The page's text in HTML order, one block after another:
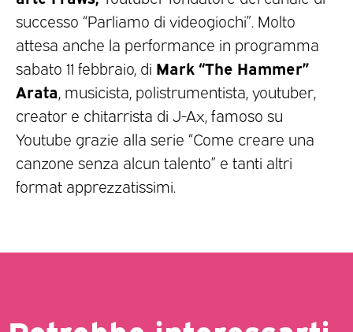
successo “Parliamo di videogiochi”. Molto
attesa anche la performance in programma
sabato 11 febbraio, di Mark “The Hammer”
Arata , musicista, polistrumentista, youtuber,
creator e chitarrista di J-Ax, famoso su
Youtube grazie alla serie “Come creare una
canzone senza alcun talento” e tanti altri
format apprezzatissimi.